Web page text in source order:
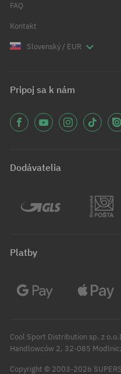
FAQ
Kontakt
Slovenský / EUR
Pripoj sa k nám
Dodávatelia
Platby
Cool Sport Distribution sp. z
Handlowców 2, 32-085
Copyright © 2003-2026